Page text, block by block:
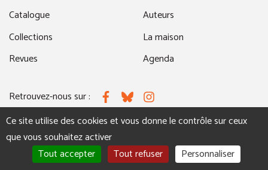
Catalogue
Collections
Revues
Auteurs
La maison
Agenda
Retrouvez-nous sur : FacebookBlueskyInstagram
MENTIONS LÉGALES NOUS CONTACTER
Ce site utilise des cookies et vous donne le contrôle sur ceux
que vous souhaitez activer
Tout accepter
Tout refuser Personnaliser